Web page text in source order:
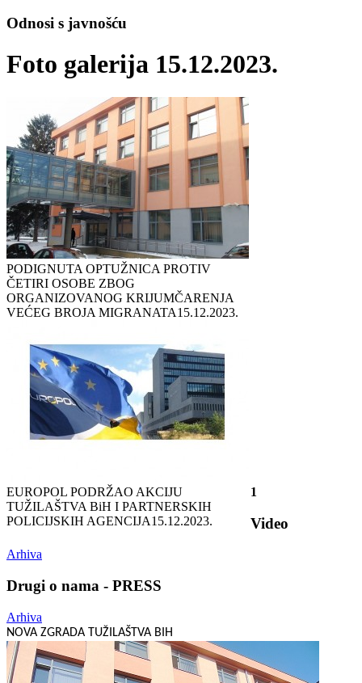
Odnosi s javnošću
Foto galerija 15.12.2023.
PODIGNUTA OPTUŽNICA PROTIV
ČETIRI OSOBE ZBOG
ORGANIZOVANOG KRIJUMČARENJA
VEĆEG BROJA MIGRANATA15.12.2023.
EUROPOL PODRŽAO AKCIJU
TUŽILAŠTVA BiH I PARTNERSKIH
POLICIJSKIH AGENCIJA15.12.2023.
1
Video
Arhiva
Drugi o nama - PRESS
Arhiva
NOVA ZGRADA TUŽILAŠTVA BIH